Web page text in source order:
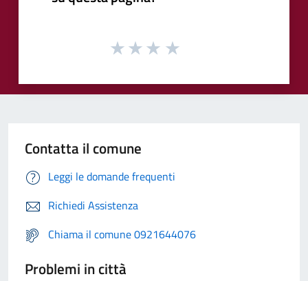
Contatta il comune
Leggi le domande frequenti
Richiedi Assistenza
Chiama il comune 0921644076
Problemi in città